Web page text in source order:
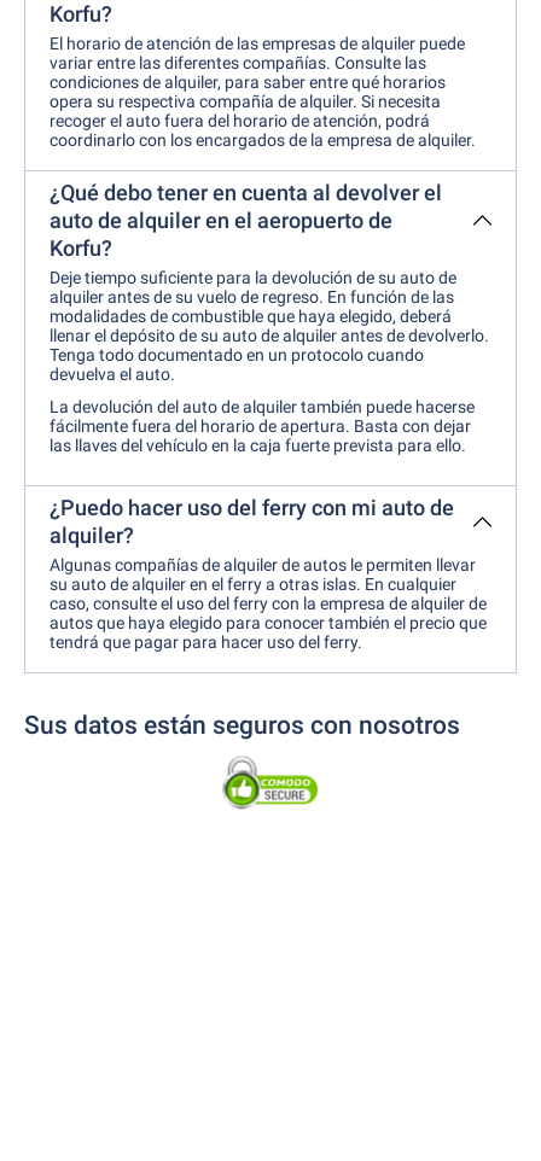
Korfu?
El horario de atención de las empresas de alquiler puede
variar entre las diferentes compañías. Consulte las
condiciones de alquiler, para saber entre qué horarios
opera su respectiva compañía de alquiler. Si necesita
recoger el auto fuera del horario de atención, podrá
coordinarlo con los encargados de la empresa de alquiler.
¿Qué debo tener en cuenta al devolver el
auto de alquiler en el aeropuerto de
Korfu?
Deje tiempo suficiente para la devolución de su auto de
alquiler antes de su vuelo de regreso. En función de las
modalidades de combustible que haya elegido, deberá
llenar el depósito de su auto de alquiler antes de devolverlo.
Tenga todo documentado en un protocolo cuando
devuelva el auto.
La devolución del auto de alquiler también puede hacerse
fácilmente fuera del horario de apertura. Basta con dejar
las llaves del vehículo en la caja fuerte prevista para ello.
¿Puedo hacer uso del ferry con mi auto de
alquiler?
Algunas compañías de alquiler de autos le permiten llevar
su auto de alquiler en el ferry a otras islas. En cualquier
caso, consulte el uso del ferry con la empresa de alquiler de
autos que haya elegido para conocer también el precio que
tendrá que pagar para hacer uso del ferry.
Sus datos están seguros con nosotros